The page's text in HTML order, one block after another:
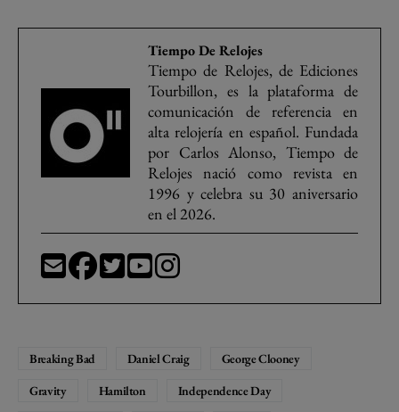
Tiempo De Relojes
Tiempo de Relojes, de Ediciones
Tourbillon, es la plataforma de
comunicación de referencia en
alta relojería en español. Fundada
por Carlos Alonso, Tiempo de
Relojes nació como revista en
1996 y celebra su 30 aniversario
en el 2026.
Breaking Bad Daniel Craig
George Clooney
Gravity
Hamilton Independence Day